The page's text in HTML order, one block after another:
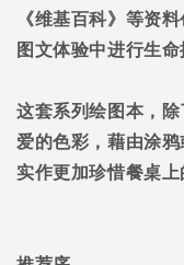
《维基百科》等资
图文体验中进行生命
这套系列绘图本，
爱的色彩，藉由涂
实作更加珍惜餐桌